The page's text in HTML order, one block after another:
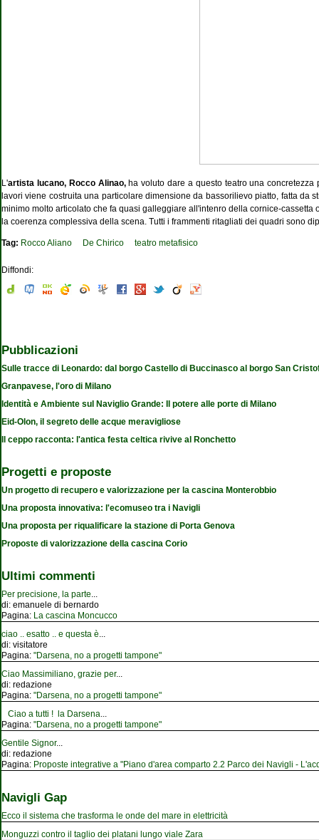
L'artista lucano, Rocco Alinao,ha voluto dare a questo teatro una concretezza
lavori viene costruita una particolare dimensione da bassorilievo piatto, fatta da
minimo molto articolato che fa quasi galleggiare all'intenro della cornice-
la coerenza complessiva della scena. Tutti i frammenti ritagliati dei quadri sono
Tag: Rocco Aliano De Chirico teatro metafisico
Diffondi:
Pubblicazioni
Sulle tracce di Leonardo: dal borgo Castello di Buccinasco al borgo San
Granpavese, l'oro di Milano
Identità e Ambiente sul Naviglio Grande: Il potere alle porte di Milano
Eid-Olon, il segreto delle acque meravigliose
Il ceppo racconta: l'antica festa celtica rivive al Ronchetto
Progetti e proposte
Un progetto di recupero e valorizzazione per la cascina Monterobbio
Una proposta innovativa: l'ecomuseo tra i Navigli
Una proposta per riqualificare la stazione di Porta Genova
Proposte di valorizzazione della cascina Corio
Ultimi commenti
Per precisione, la parte
di: emanuele di bernardo
Pagina: La cascina Moncucco
ciao .. esatto .. e questa è
di: visitatore
Pagina: "Darsena, no a progetti tampone"
Ciao Massimiliano, grazie per...
di: redazione
Pagina: "Darsena, no a progetti tampone"
Ciao a tutti ! la Darsena
Pagina: "Darsena, no a progetti tampone"
Gentile Signor...
di: redazione
Pagina: Proposte integrative a "Piano d'area comparto 2.2 Parco dei Navigli -
Navigli Gap
Ecco il sistema che trasforma le onde del mare in elettricità
Monguzzi contro il taglio dei platani lungo viale Zara